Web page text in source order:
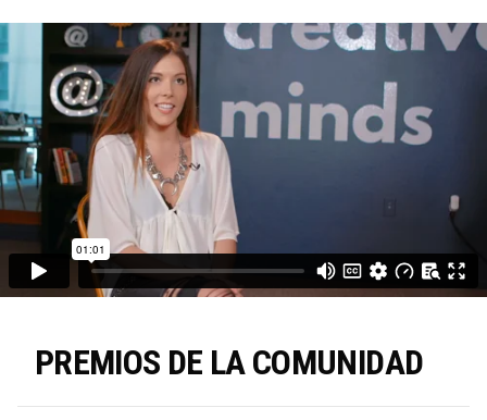
PREMIOS DE LA COMUNIDAD